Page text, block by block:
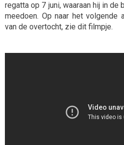
regatta op 7 juni, waaraan hij in
meedoen. Op naar het volgende
van de overtocht, zie dit filmpje.